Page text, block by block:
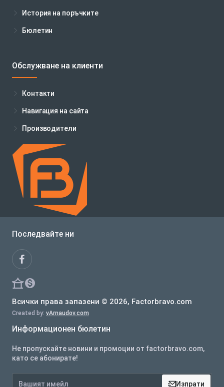
История на поръчките
Бюлетин
Обслужване на клиенти
Контакти
Навигация на сайта
Производители
Последвайте ни
Всички права запазени © 2026, Factorbravo.com
Created by: vArnaudov.com
Информационен бюлетин
Не пропускайте новини и промоции от factorbravo.com,
като се абонирате!
Вашият
Изпрати